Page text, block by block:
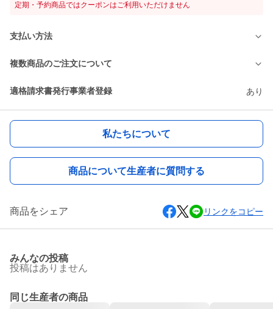
定期・予約商品ではクーポンはご利用いただけません
支払い方法
複数商品のご注文について
適格請求書発行事業者登録 あり
私たちについて
商品について生産者に質問する
商品をシェア リンクをコピー
みんなの投稿
投稿はありません
同じ生産者の商品